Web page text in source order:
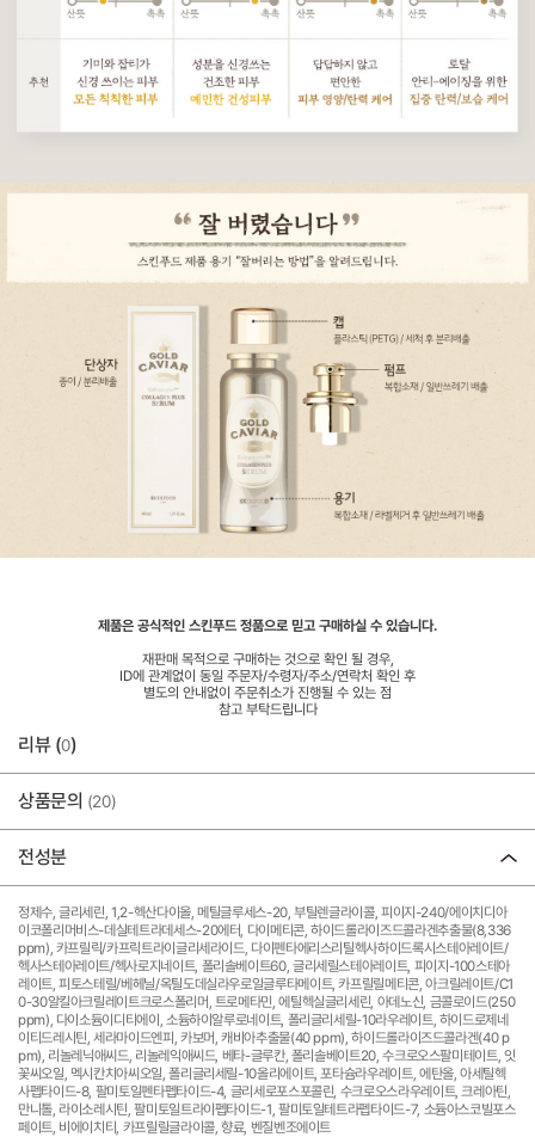
제품은 공식적인 스킨푸드 정품으로 믿고 구매하실 수 있습니다.
재판매 목적으로 구매하는 것으로 확인 될 경우,
ID에 관계없이 동일 주문자/수령자/주소/연락처 확인 후
별도의 안내없이 주문취소가 진행될 수 있는 점
참고 부탁드립니다
리뷰 (0)
상품문의 (20)
전성분
정제수, 글리세린, 1,2-헥산다이올, 메틸글루세스-20, 부틸렌글라이콜, 피이지-240/에이치디아
이코폴리머비스-데실테트라데세스-20에터, 다이메티콘, 하이드롤라이즈드콜라겐추출물(8,336
ppm), 카프릴릭/카프릭트라이글리세라이드, 다이펜타에리스리틸헥사하이드록시스테아레이트/
헥사스테아레이트/헥사로지네이트, 폴리솔베이트60, 글리세릴스테아레이트, 피이지-100스테아
레이트, 피토스테릴/베헤닐/옥틸도데실라우로일글루타메이트, 카프릴릴메티콘, 아크릴레이트/C1
0-30알킬아크릴레이트크로스폴리머, 트로메타민, 에틸헥실글리세린, 아데노신, 금콜로이드(250
ppm), 다이소듐이디티에이, 소듐하이알루로네이트, 폴리글리세릴-10라우레이트, 하이드로제네
이티드레시틴, 세라마이드엔피, 카보머, 캐비아추출물(40 ppm), 하이드롤라이즈드콜라겐(40 p
pm), 리놀레닉애씨드, 리놀레익애씨드, 베타-글루칸, 폴리솔베이트20, 수크로오스팔미테이트, 잇
꽃씨오일, 멕시칸치아씨오일, 폴리글리세릴-10올리에이트, 포타슘라우레이트, 에탄올, 아세틸헥
사펩타이드-8, 팔미토일펜타펩타이드-4, 글리세로포스포콜린, 수크로오스라우레이트, 크레아틴,
만니톨, 라이소레시틴, 팔미토일트라이펩타이드-1, 팔미토일테트라펩타이드-7, 소듐아스코빌포스
페이트, 비에이치티, 카프릴릴글라이콜, 향료, 벤질벤조에이트